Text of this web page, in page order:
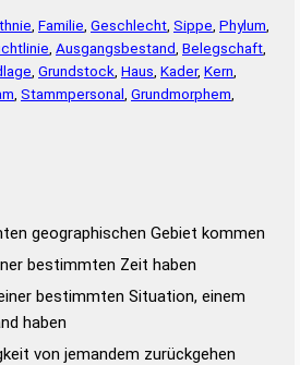
Familie Geschlecht Sippe Phylum
Ausgangsbestand Belegschaft
Grundstock Haus Kader, Kern
Stammpersonal Grundmorphem
geographischen Gebiet kommen
bestimmten Zeit haben
bestimmten Situation, einem
haben
von jemandem zurückgehen